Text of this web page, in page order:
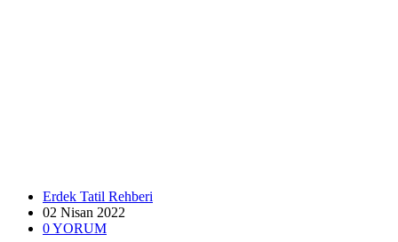
Erdek Tatil Rehberi
02 Nisan 2022
0YORUM